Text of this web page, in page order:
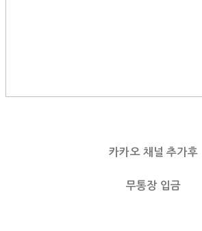
카카오 채널 추가후
무통장 입금